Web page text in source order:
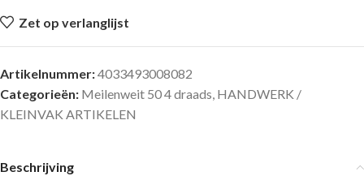
Zet op verlanglijst
Artikelnummer:4033493008082
Categorieën: Meilenweit 50 4 draads, HANDWERK /
KLEINVAK ARTIKELEN
Beschrijving